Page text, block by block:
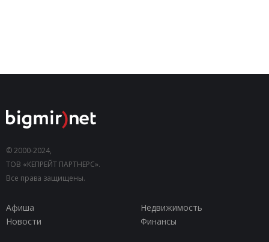
© 2000-2024,
ТОВ «КЕПРЕЙТ ПАРТНЕРС».
Все права защищены.
Афиша
Недвижимость
Новости
Финансы